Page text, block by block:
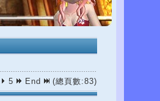
5 End (總頁數:83)